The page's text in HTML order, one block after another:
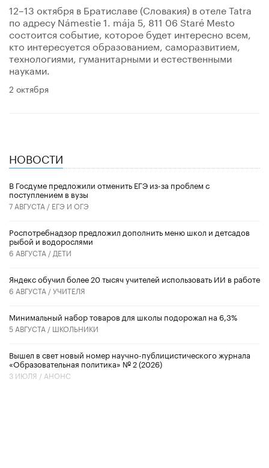
12–13 октября в Братиславе (Словакия) в отеле Tatra
по адресу Námestie 1. mája 5, 811 06 Staré Mesto
состоится событие, которое будет интересно всем,
кто интересуется образованием, саморазвитием,
технологиями, гуманитарными и естественными
науками.
2 октября
НОВОСТИ
В Госдуме предложили отменить ЕГЭ из-за проблем с
поступлением в вузы
7 АВГУСТА / ЕГЭ И ОГЭ
Роспотребнадзор предложил дополнить меню школ и детсадов
рыбой и водорослями
6 АВГУСТА / ДЕТИ
​Яндекс обучил более 20 тысяч учителей использовать ИИ в работе
6 АВГУСТА /УЧИТЕЛЯ
Минимальный набор товаров для школы подорожал на 6,3%
5 АВГУСТА / ШКОЛЬНИКИ
Вышел в свет новый номер научно-публицистического журнала
«Образовательная политика» № 2 (2026)
3 ИЮЛЯ / АНОНС